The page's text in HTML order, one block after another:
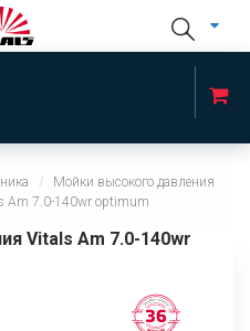
Мойки высокого давления
Am 7.0-140wr optimum
Vitals Am 7.0-140wr